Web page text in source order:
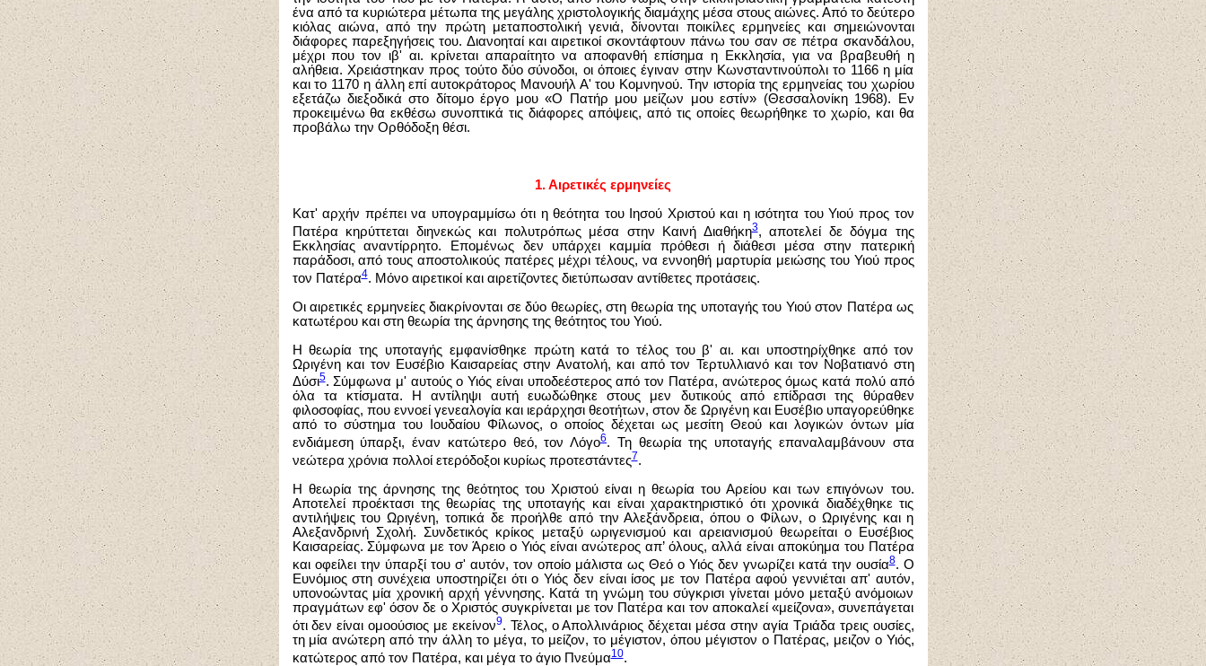
ένα από τα κυριώτερα μέτωπα της μεγάλης χριστολογικής διαμάχης μέσα στους αιώνες. Από το δεύτερο
κιόλας αιώνα, από την πρώτη μεταποστολική γενιά, δίνονται ποικίλες ερμηνείες και σημειώνονται
διάφορες παρεξηγήσεις του. Διανοηταί και αιρετικοί σκοντάφτουν πάνω του σαν σε πέτρα σκανδάλου,
μέχρι που τον ιβ' αι. κρίνεται απαραίτητο να αποφανθή επίσημα η Εκκλησία, για να βραβευθή η
αλήθεια. Χρειάστηκαν προς τούτο δύο σύνοδοι, οι όποιες έγιναν στην Κωνσταντινούπολι το 1166 η μία
και το 1170 η άλλη επί αυτοκράτορος Μανουήλ Α' του Κομνηνού. Την ιστορία της ερμηνείας του χωρίου
εξετάζω διεξοδικά στο δίτομο έργο μου «Ο Πατήρ μου μείζων μου εστίν» (Θεσσαλονίκη 1968). Εν
προκειμένω θα εκθέσω συνοπτικά τις διάφορες απόψεις, από τις οποίες θεωρήθηκε το χωρίο, και θα
προβάλω την Ορθόδοξη θέσι.
1. Αιρετικές ερμηνείες
Κατ' αρχήν πρέπει να υπογραμμίσω ότι η θεότητα του Ιησού Χριστού και η ισότητα του Υιού προς τον
Πατέρα κηρύττεται διηνεκώς και πολυτρόπως μέσα στην Καινή Διαθήκη3, αποτελεί δε δόγμα της
Εκκλησίας αναντίρρητο. Επομένως δεν υπάρχει καμμία πρόθεσι ή διάθεσι μέσα στην πατερική
παράδοσι, από τους αποστολικούς πατέρες μέχρι τέλους, να εννοηθή μαρτυρία μειώσης του Υιού προς
τον Πατέρα4. Μόνο αιρετικοί και αιρετίζοντες διετύπωσαν αντίθετες προτάσεις.
Οι αιρετικές ερμηνείες διακρίνονται σε δύο θεωρίες, στη θεωρία της υποταγής του Υιού στον Πατέρα ως
κατωτέρου και στη θεωρία της άρνησης της θεότητος του Υιού.
Η θεωρία της υποταγής εμφανίσθηκε πρώτη κατά το τέλος του β' αι. και υποστηρίχθηκε από τον
Ωριγένη και τον Ευσέβιο Καισαρείας στην Ανατολή, και από τον Τερτυλλιανό και τον Νοβατιανό στη
Δύσι5. Σύμφωνα μ' αυτούς ο Υιός είναι υποδεέστερος από τον Πατέρα, ανώτερος όμως κατά πολύ από
όλα τα κτίσματα. Η αντίληψι αυτή ευωδώθηκε στους μεν δυτικούς από επίδρασι της θύραθεν
φιλοσοφίας, που εννοεί γενεαλογία και ιεράρχησι θεοτήτων, στον δε Ωριγένη και Ευσέβιο υπαγορεύθηκε
από το σύστημα του Ιουδαίου Φίλωνος, ο οποίος δέχεται ως μεσίτη Θεού και λογικών όντων μία
ενδιάμεση ύπαρξι, έναν κατώτερο θεό, τον Λόγο6. Τη θεωρία της υποταγής επαναλαμβάνουν στα
νεώτερα χρόνια πολλοί ετερόδοξοι κυρίως προτεστάντες7.
Η θεωρία της άρνησης της θεότητος του Χριστού είναι η θεωρία του Αρείου και των επιγόνων του.
Αποτελεί προέκτασι της θεωρίας της υποταγής και είναι χαρακτηριστικό ότι χρονικά διαδέχθηκε τις
αντιλήψεις του Ωριγένη, τοπικά δε προήλθε από την Αλεξάνδρεια, όπου ο Φίλων, ο Ωριγένης και η
Αλεξανδρινή Σχολή. Συνδετικός κρίκος μεταξύ ωριγενισμού και αρειανισμού θεωρείται ο Ευσέβιος
Καισαρείας. Σύμφωνα με τον Άρειο ο Υιός είναι ανώτερος απ’ όλους, αλλά είναι αποκύημα του Πατέρα
και οφείλει την ύπαρξί του σ' αυτόν, τον οποίο μάλιστα ως Θεό ο Υιός δεν γνωρίζει κατά την ουσία8. Ο
Ευνόμιος στη συνέχεια υποστηρίζει ότι ο Υιός δεν είναι ίσος με τον Πατέρα αφού γεννιέται απ' αυτόν,
υπονοώντας μία χρονική αρχή γέννησης. Κατά τη γνώμη του σύγκρισι γίνεται μόνο μεταξύ ανόμοιων
πραγμάτων εφ' όσον δε ο Χριστός συγκρίνεται με τον Πατέρα και τον αποκαλεί «μείζονα», συνεπάγεται
ότι δεν είναι ομοούσιος με εκείνον9. Τέλος, ο Απολλινάριος δέχεται μέσα στην αγία Τριάδα τρεις ουσίες,
τη μία ανώτερη από την άλλη το μέγα, το μείζον, το μέγιστον, όπου μέγιστον ο Πατέρας, μειζον ο Υιός,
κατώτερος από τον Πατέρα, και μέγα το άγιο Πνεύμα10.